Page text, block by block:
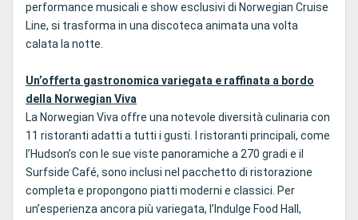
performance musicali e show esclusivi di Norwegian Cruise
Line, si trasforma in una discoteca animata una volta
calata la notte.
Un’offerta gastronomica variegata e raffinata a bordo
della Norwegian Viva
La Norwegian Viva offre una notevole diversità culinaria con
11 ristoranti adatti a tutti i gusti. I ristoranti principali, come
l’Hudson’s con le sue viste panoramiche a 270 gradi e il
Surfside Café, sono inclusi nel pacchetto di ristorazione
completa e propongono piatti moderni e classici. Per
un’esperienza ancora più variegata, l’Indulge Food Hall,